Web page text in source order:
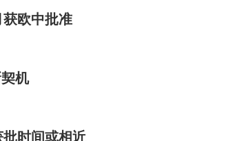
欧中批准
机
时间或相近